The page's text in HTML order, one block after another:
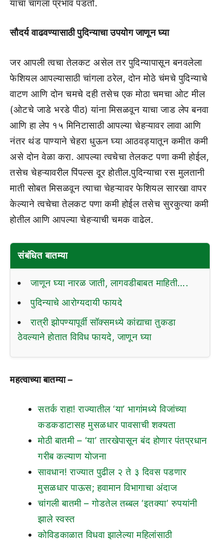
याचा चांगला प्रभाव पडतो.
सौदर्य वाढवण्यासाठी पुदिन्याचा उपयोग जाणून घ्या
जर आपली त्वचा तेलकट असेल तर पुदिन्यापासून बनवलेला
फेशियल आपल्यासाठी चांगला ठरेल, दोन मोठे चंमचे पुदिन्याचे
वाटण आणि दोन चमचे दही तसेच एक मोठा चमचा ओट मील
(ओटचे जाडे भरडे पीठ) यांना मिसळवून याचा जाड लेप बनवा
आणि हा लेप १५ मिनिटासाठी आपल्या चेहऱ्यावर लावा आणि
नंतर थंड पाण्याने चेहरा धुऊन घ्या आठवड्यातून कमीत कमी
असे दोन वेळा करा. आपल्या त्वचेचा तेलकट पणा कमी होईल,
तसेच चेहऱ्यावरील पिंपल्स दूर होतील.पुदिन्याचा रस मुलतानी
माती सोबत मिसळवून त्याचा चेहऱ्यावर फेशियल सारखा वापर
केल्याने त्वचेचा तेलकट पणा कमी होईल तसेच सुरकुत्या कमी
होतील आणि आपल्या चेहऱ्याची चमक वाढेल.
संबंधित बातम्या
जाणून घ्या नारळ जाती, लागवडीबाबत माहिती….
पुदिन्याचे आरोग्यदायी फायदे
रात्री झोपण्यापूर्वी सॉक्समध्ये कांद्याचा तुकडा
ठेवल्याने होतात विविध फायदे, जाणून घ्या
महत्वाच्या बातम्या –
सतर्क राहा! राज्यातील ‘या’ भागांमध्ये विजांच्या
कडकडाटासह मुसळधार पावसाची शक्यता
मोठी बातमी – ‘या’ तारखेपासून बंद होणार पंतप्रधान
गरीब कल्याण योजना
सावधान! राज्यात पुढील २ ते ३ दिवस पडणार
मुसळधार पाऊस; हवामान विभागाचा अंदाज
चांगली बातमी – गोडतेल तब्बल ‘इतक्या’ रुपयांनी
झाले स्वस्त
कोविडकाळात विधवा झालेल्या महिलांसाठी